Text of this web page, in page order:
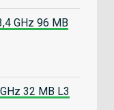
GHz 96 MB
32 MB L3